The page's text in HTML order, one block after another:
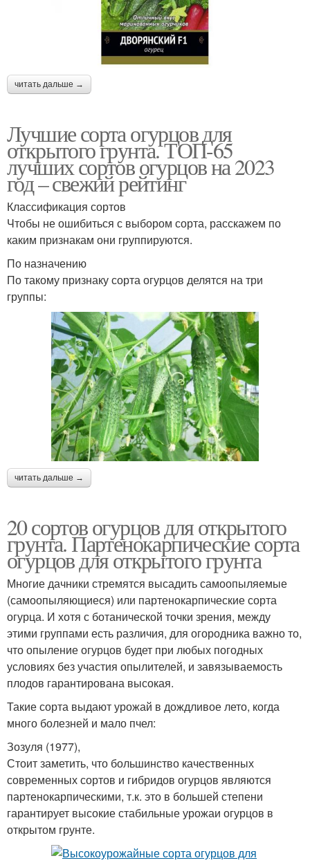
читать дальше →
Лучшие сорта огурцов для
открытого грунта. ТОП-65
лучших сортов огурцов на 2023
год – свежий рейтинг
Классификация сортов
Чтобы не ошибиться с выбором сорта, расскажем по
каким признакам они группируются.
По назначению
По такому признаку сорта огурцов делятся на три
группы:
читать дальше →
20 сортов огурцов для открытого
грунта. Партенокарпические сорта
огурцов для открытого грунта
Многие дачники стремятся высадить самоопыляемые
(самоопыляющиеся) или партенокарпические сорта
огурца. И хотя с ботанической точки зрения, между
этими группами есть различия, для огородника важно то,
что опыление огурцов будет при любых погодных
условиях без участия опылителей, и завязываемость
плодов гарантирована высокая.
Такие сорта выдают урожай в дождливое лето, когда
много болезней и мало пчел:
Зозуля (1977),
Стоит заметить, что большинство качественных
современных сортов и гибридов огурцов являются
партенокарпическими, т.к. это в большей степени
гарантирует высокие стабильные урожаи огурцов в
открытом грунте.